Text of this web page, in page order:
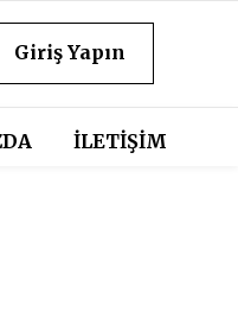
Giriş Yapın
İLETİŞİM